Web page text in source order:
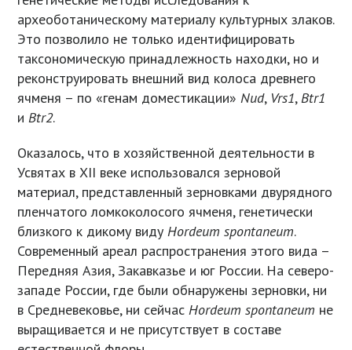
археоботаническому материалу культурных злаков.
Это позволило не только идентифицировать
таксономическую принадлежность находки, но и
реконструировать внешний вид колоса древнего
ячменя – по «генам доместикации»Nud, Vrs1,Btr1
иBtr2.
Оказалось, что в хозяйственной деятельности в
Усвятах в XII веке использовался зерновой
материал, представленный зерновками двурядного
пленчатого ломкоколосого ячменя, генетически
близкого к дикому видуHordeum spontaneum.
Современный ареал распространения этого вида –
Передняя Азия, Закавказье и юг России. На северо-
западе России, где были обнаружены зерновки, ни
в Средневековье, ни сейчасHordeum spontaneum не
выращивается и не присутствует в составе